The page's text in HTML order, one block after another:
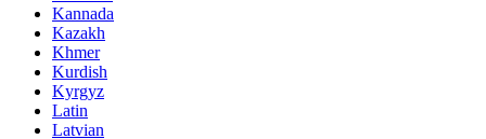
Kannada
Kazakh
Khmer
Kurdish
Kyrgyz
Latin
Latvian